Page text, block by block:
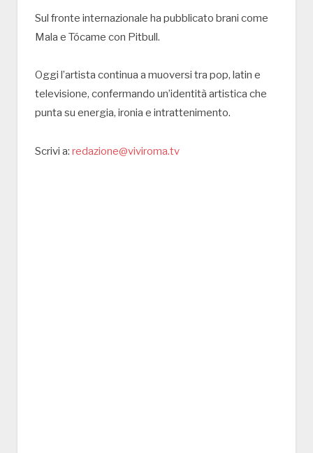
Sul fronte internazionale ha pubblicato brani come
Mala e Tócame con Pitbull.
Oggi l’artista continua a muoversi tra pop, latin e
televisione, confermando un’identità artistica che
punta su energia, ironia e intrattenimento.
Scrivi a: redazione@viviroma.tv